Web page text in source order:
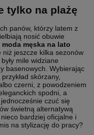
tylko na plażę
panów, którzy latem z
nosić obuwie
moda męska na lato
jeszcze kilka sezonów
mile widziane
basenowych. Wybierając
skórzany,
czerni, z powodzeniem
spodni, a
czuć się
świetną alternatywą
bardziej oficjalne i
na stylizację do pracy?